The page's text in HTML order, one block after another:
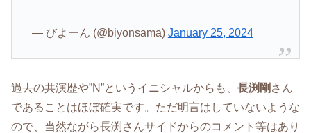
— びよーん (@biyonsama) January 25, 2024
過去の共演歴や”N”というイニシャルからも、 長渕剛 さん
であることはほぼ確実です。ただ明言はしていないような
ので、当然ながら長渕さんサイドからのコメント等はあり